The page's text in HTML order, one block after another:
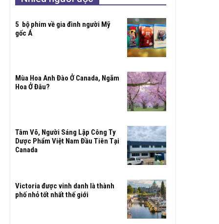
5 bộ phim về gia đình người Mỹ
gốc Á
Mùa Hoa Anh Đào Ở Canada, Ngắm
Hoa Ở Đâu?
Tâm Võ, Người Sáng Lập Công Ty
Dược Phẩm Việt Nam Đầu Tiên Tại
Canada
Victoria được vinh danh là thành
phố nhỏ tốt nhất thế giới